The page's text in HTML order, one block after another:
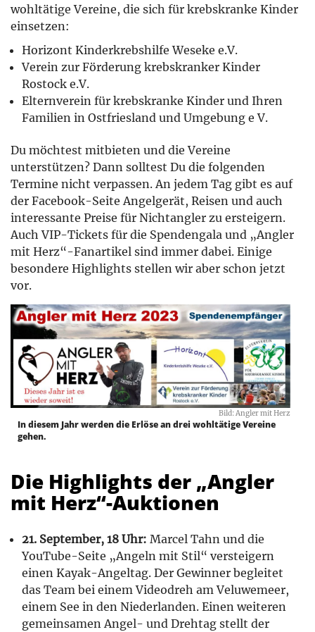
wohltätige Vereine, die sich für krebskranke Kinder
einsetzen:
Horizont Kinderkrebshilfe Weseke e.V.
Verein zur Förderung krebskranker Kinder
Rostock e.V.
Elternverein für krebskranke Kinder und Ihren
Familien in Ostfriesland und Umgebung e V.
Du möchtest mitbieten und die Vereine
unterstützen? Dann solltest Du die folgenden
Termine nicht verpassen. An jedem Tag gibt es auf
der Facebook-Seite Angelgerät, Reisen und auch
interessante Preise für Nichtangler zu ersteigern.
Auch VIP-Tickets für die Spendengala und „Angler
mit Herz“-Fanartikel sind immer dabei. Einige
besondere Highlights stellen wir aber schon jetzt
vor.
Bild: Angler mit Herz
In diesem Jahr werden die Erlöse an drei wohltätige Vereine
gehen.
Die Highlights der „Angler
mit Herz“-Auktionen
21. September, 18 Uhr: Marcel Tahn und die
YouTube-Seite „Angeln mit Stil“ versteigern
einen Kayak-Angeltag. Der Gewinner begleitet
das Team bei einem Videodreh am Veluwemeer,
einem See in den Niederlanden. Einen weiteren
gemeinsamen Angel- und Drehtag stellt der